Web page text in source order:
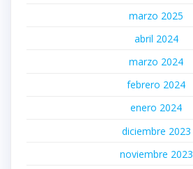
marzo 2025
abril 2024
marzo 2024
febrero 2024
enero 2024
diciembre 2023
noviembre 2023